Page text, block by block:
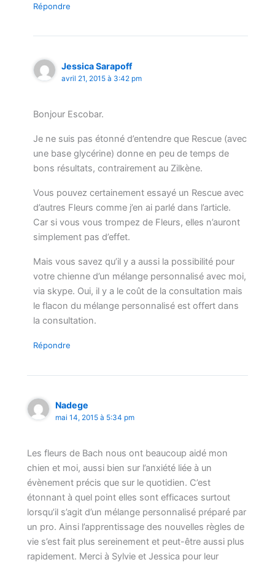
Répondre
Jessica Sarapoff
avril 21, 2015 à 3:42 pm
Bonjour Escobar.
Je ne suis pas étonné d’entendre que Rescue (avec
une base glycérine) donne en peu de temps de
bons résultats, contrairement au Zilkène.
Vous pouvez certainement essayé un Rescue avec
d’autres Fleurs comme j’en ai parlé dans l’article.
Car si vous vous trompez de Fleurs, elles n’auront
simplement pas d’effet.
Mais vous savez qu’il y a aussi la possibilité pour
votre chienne d’un mélange personnalisé avec moi,
via skype. Oui, il y a le coût de la consultation mais
le flacon du mélange personnalisé est offert dans
la consultation.
Répondre
Nadege
mai 14, 2015 à 5:34 pm
Les fleurs de Bach nous ont beaucoup aidé mon
chien et moi, aussi bien sur l’anxiété liée à un
évènement précis que sur le quotidien. C’est
étonnant à quel point elles sont efficaces surtout
lorsqu’il s’agit d’un mélange personnalisé préparé par
un pro. Ainsi l’apprentissage des nouvelles règles de
vie s’est fait plus sereinement et peut-être aussi plus
rapidement. Merci à Sylvie et Jessica pour leur